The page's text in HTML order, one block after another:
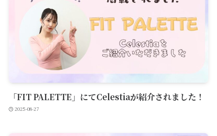
「FIT PALETTE」にてCelestiaが紹介されました！
2025-08-27